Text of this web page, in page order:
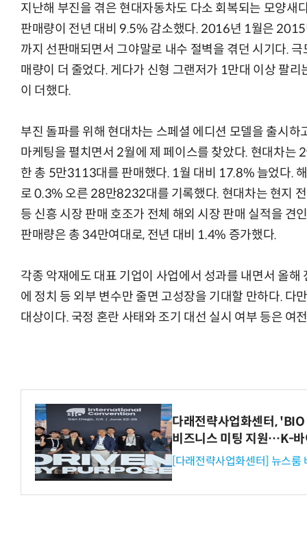
지난해 부진을 겪은 현대자동차도 다소 회복되는 모양새
판매량이 전년 대비 9.5% 감소했다. 2016년 1월은
까지 선판매되면서 그야말로 내수 절벽을 겪던 시기다.
매량이 더 줄었다. 게다가 신형 그랜저가 1만대 이상 팔
이 더했다.
부진 돌파를 위해 현대차는 스페셜 에디션 모델을 출시
마케팅을 펼치면서 2월에 제 페이스를 찾았다. 현대차는
한 총 5만3113대를 판매했다. 1월 대비 17.8% 늘었다.
로 0.3% 오른 28만8232대를 기록했다. 현대차는 현지
등 신흥 시장 판매 호조가 전체 해외 시장 판매 실적을 견
판매량은 총 34만여대로, 전년 대비 1.4% 증가했다.
각종 악재에도 대표 기업이 사업에서 성과를 내면서 올
에 정치 등 외부 변수만 줄면 고성장을 기대할 만하다. 다
대상이다. 국정 혼란 사태와 조기 대선 실시 여부 등은 여
다래전략사업화센터,
비즈니스 미팅 지원…K-바
[다래전략사업화센터] 뉴스룸